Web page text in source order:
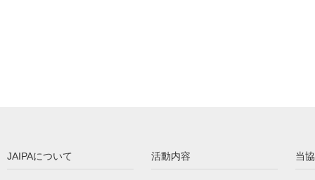
JAIPAについて 活動内容 当